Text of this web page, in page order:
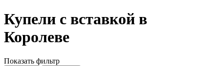
Купели с вставкой в
Королеве
Показать фильтр